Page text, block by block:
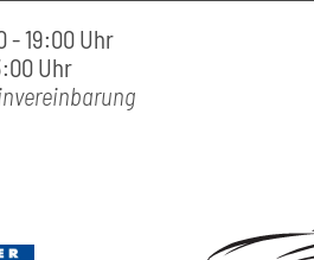
- 19:00 Uhr
Uhr